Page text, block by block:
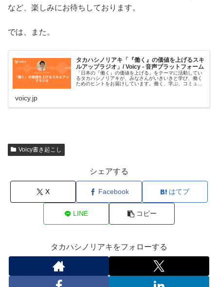
など、楽しみにお待ちしております。
では、また。
タカハシノリアキ「『働く』の価値を上げるスキ
ルアップラジオ」/ Voicy - 音声プラットフォーム
「日本の『働く』の価値を上げる」をテーマに活動してい
るタカハシノリアキが、みなさんがいきいきと学び、働く
ためのヒントをお届けしています。働く、学ぶ、コミュニ
voicy.jp
Voicy書き起こし
シェアする
X Facebook はてブ
LINE コピー
タカハシノリアキをフォローする